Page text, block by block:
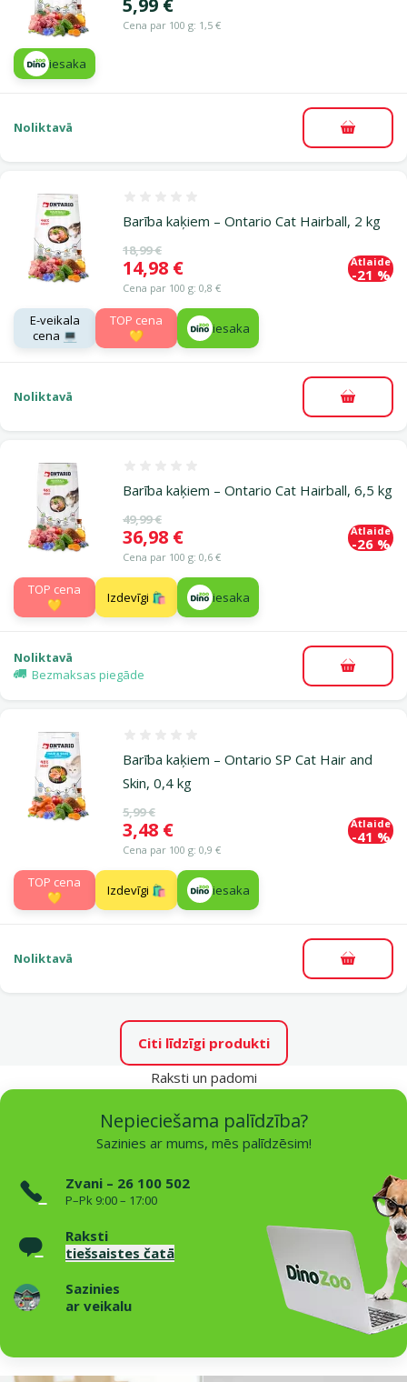
5,99 €
Cena par 100 g: 1,5 €
iesaka
Noliktavā
Barība kaķiem – Ontario Cat Hairball, 2 kg
Oriģinālā cena
18,99 €
Cena
14,98 €
Cena par 100 g: 0,8 €
Atlaide
-21 %
E-veikala
cena 💻
TOP cena
💛
iesaka
Noliktavā
Barība kaķiem – Ontario Cat Hairball, 6,5 kg
Oriģinālā cena
49,99 €
Cena
36,98 €
Cena par 100 g: 0,6 €
Atlaide
-26 %
TOP cena
💛
Izdevīgi 🛍️ iesaka
Noliktavā
Bezmaksas piegāde
Barība kaķiem – Ontario SP Cat Hair and
Skin, 0,4 kg
Oriģinālā cena
5,99 €
Cena
3,48 €
Cena par 100 g: 0,9 €
Atlaide
-41 %
TOP cena
💛
Izdevīgi 🛍️ iesaka
Noliktavā
Citi līdzīgi produkti
Raksti un padomi
Nepieciešama palīdzība?
Sazinies ar mums, mēs palīdzēsim!
Zvani – 26 100 502
P–Pk 9:00 – 17:00
Raksti
tiešsaistes čatā
Sazinies
ar veikalu